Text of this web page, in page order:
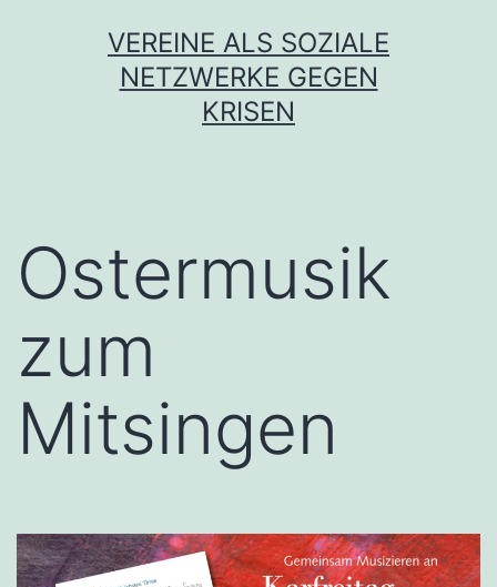
VEREINE ALS SOZIALE
NETZWERKE GEGEN
KRISEN
Ostermusik
zum
Mitsingen